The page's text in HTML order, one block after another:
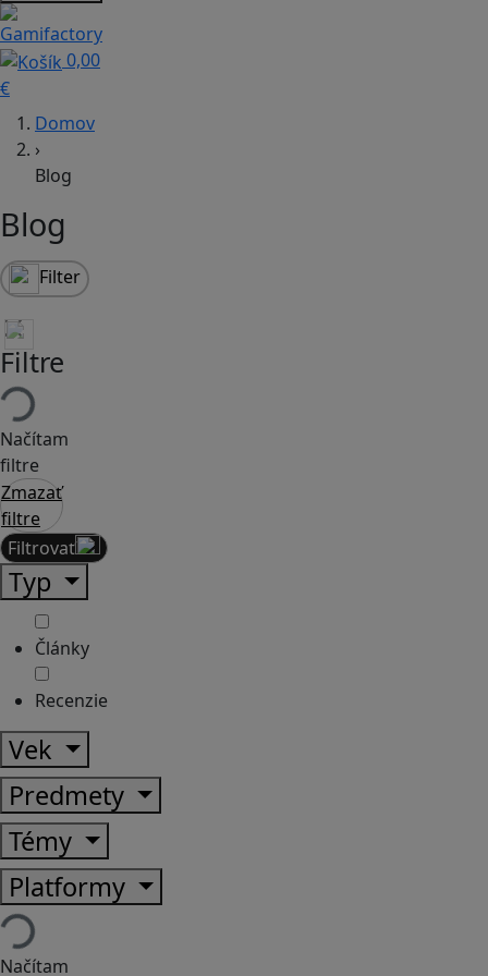
0,00
€
Domov
›
Blog
Blog
Filter
Filtre
Načítam
filtre
Zmazať
filtre
Filtrovať
Typ
Články
Recenzie
Vek
Predmety
Témy
Platformy
Načítam